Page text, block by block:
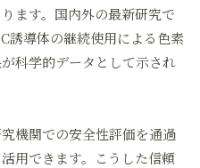
ます。国内外の最新研究で
誘導体の継続使用による色素
科学的データとして示され
機関での安全性評価を通過
用できます。こうした信頼